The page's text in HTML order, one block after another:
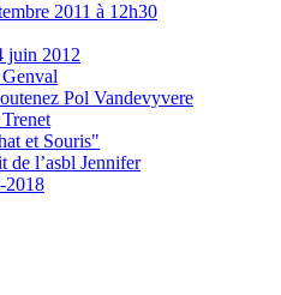
2011 à 12h30
juin 2012
Pol Vandevyvere
et Souris"
de l’asbl Jennifer
2018